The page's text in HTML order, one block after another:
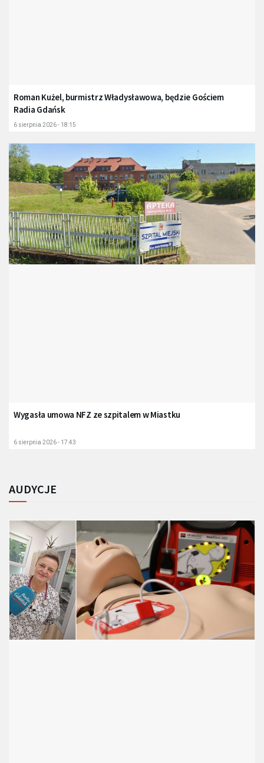
Roman Kużel, burmistrz Władysławowa, będzie Gościem
Radia Gdańsk
6 sierpnia 2026 - 18:15
Wygasła umowa NFZ ze szpitalem w Miastku
6 sierpnia 2026 - 17:43
AUDYCJE